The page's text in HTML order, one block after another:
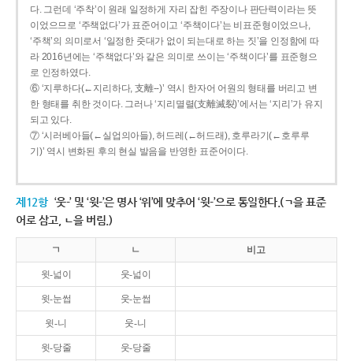
다. 그런데 ‘주착’이 원래 일정하게 자리 잡힌 주장이나 판단력이라는 뜻
이었으므로 ‘주책없다’가 표준어이고 ‘주책이다’는 비표준형이었으나,
‘주책’의 의미로서 ‘일정한 줏대가 없이 되는대로 하는 짓’을 인정함에 따
라 2016년에는 ‘주책없다’와 같은 의미로 쓰이는 ‘주책이다’를 표준형으
로 인정하였다.
⑥ ‘지루하다(←지리하다, 支離--)’ 역시 한자어 어원의 형태를 버리고 변
한 형태를 취한 것이다. 그러나 ‘지리멸렬(支離滅裂)’에서는 ‘지리’가 유지
되고 있다.
⑦ ‘시러베아들(←실업의아들), 허드레(←허드래), 호루라기(←호루루
기)’ 역시 변화된 후의 현실 발음을 반영한 표준어이다.
제12항 ‘웃-’ 및 ‘윗-’은 명사 ‘위’에 맞추어 ‘윗-’으로 통일한다.(ㄱ을 표준
어로 삼고, ㄴ을 버림.)
ㄱ ㄴ 비고
윗-넓이 웃-넓이
윗-눈썹 웃-눈썹
윗-니 웃-니
윗-당줄 웃-당줄